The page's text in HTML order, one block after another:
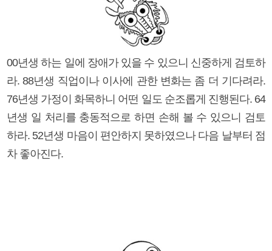
00년생 하는 일에 장애가 있을 수 있으니 신중하게 검토하
라. 88년생 직업이나 이사에 관한 변화는 좀 더 기다려라.
76년생 가정이 화목하니 어떤 일도 순조롭게 진행된다. 64
년생 일 처리를 충동적으로 하면 손해 볼 수 있으니 검토
하라. 52년생 마음이 편안하지 못하였으나 다음 날부터 점
차 좋아진다.